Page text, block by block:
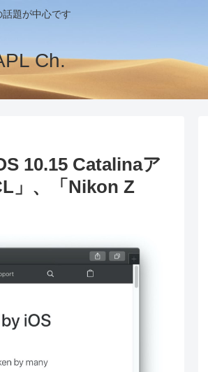
話題が中心です
Ch.
10.15 Catalinaア
」、「Nikon Z